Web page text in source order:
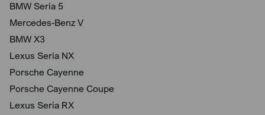
BMW Seria 5
Mercedes-Benz V
BMW X3
Lexus Seria NX
Porsche Cayenne
Porsche Cayenne Coupe
Lexus Seria RX